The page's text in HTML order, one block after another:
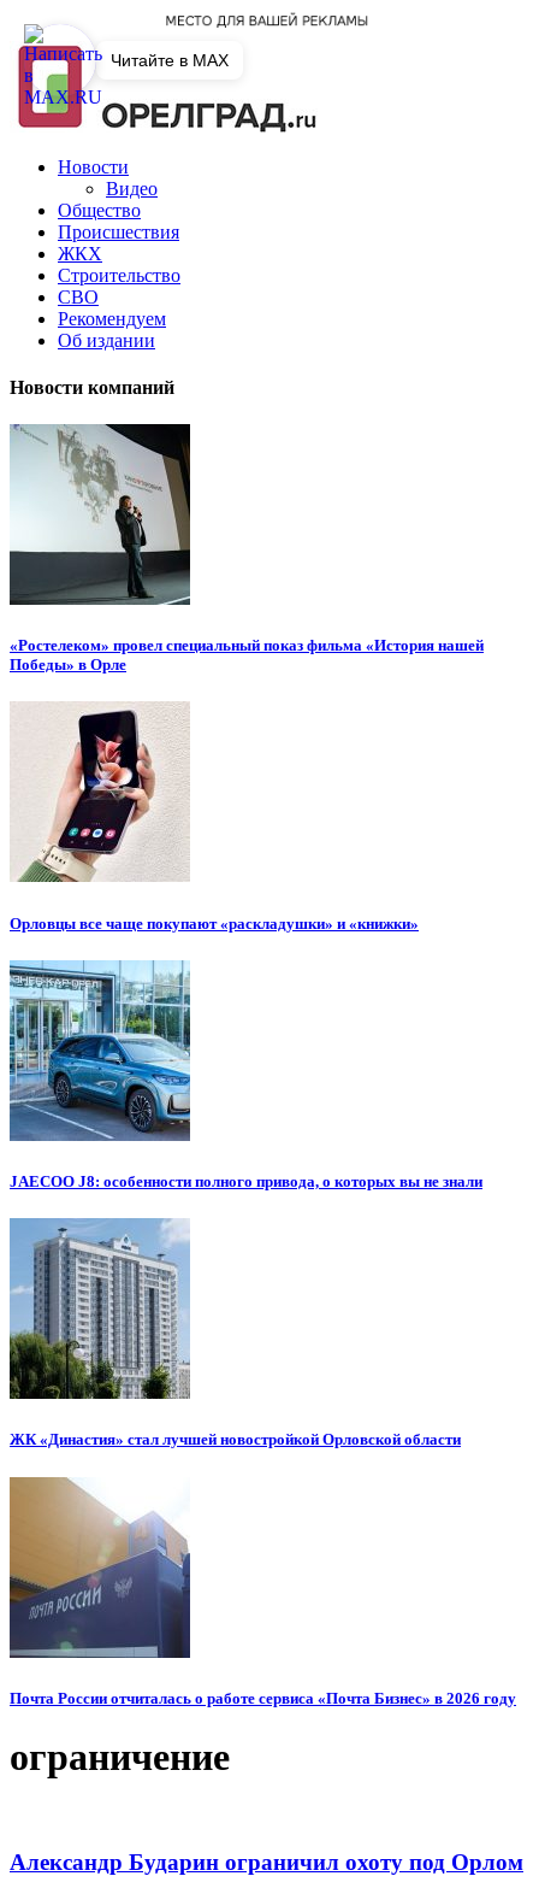
Новости
Видео
Общество
Происшествия
ЖКХ
Строительство
СВО
Рекомендуем
Об издании
Новости компаний
«Ростелеком» провел специальный показ фильма «История нашей
Победы» в Орле
Орловцы все чаще покупают «раскладушки» и «книжки»
JAECOO J8: особенности полного привода, о которых вы не знали
ЖК «Династия» стал лучшей новостройкой Орловской области
Почта России отчиталась о работе сервиса «Почта Бизнес» в 2026 году
ограничение
Александр Бударин ограничил охоту под Орлом
Читайте в MAX